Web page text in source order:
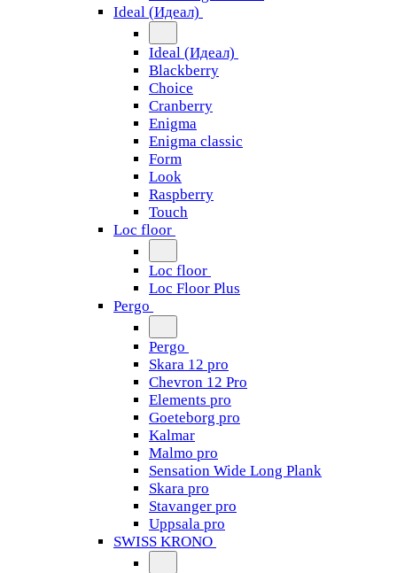
Ideal (Идеал)
Ideal (Идеал)
Blackberry
Choice
Cranberry
Enigma
Enigma classic
Form
Look
Raspberry
Touch
Loc floor
Loc floor
Loc Floor Plus
Pergo
Pergo
Skara 12 pro
Chevron 12 Pro
Elements pro
Goeteborg pro
Kalmar
Malmo pro
Sensation Wide Long Plank
Skara pro
Stavanger pro
Uppsala pro
SWISS KRONO